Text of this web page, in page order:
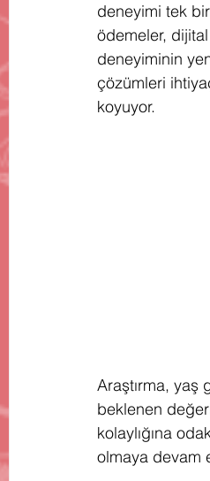
Avrupa Birliği
deneyimi tek bir
ödemeler, dijital
deneyiminin
çözümleri
koyuyor.
Araştırma, yaş
beklenen
kolaylığına
olmaya devam